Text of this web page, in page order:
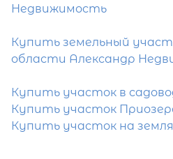
Недвижимость
Купить земельный
области Александр
Купить участок в
Купить участок
Купить участок на